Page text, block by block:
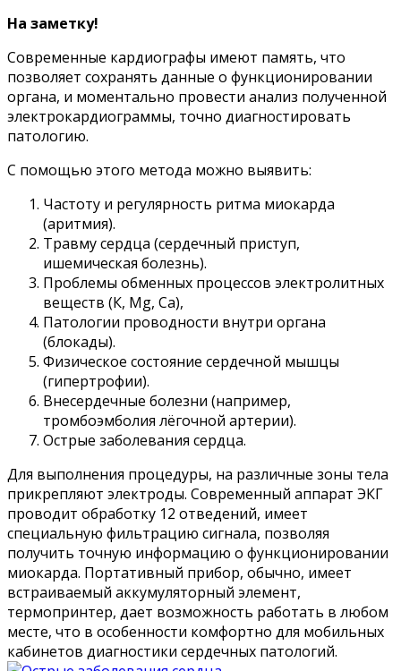
На заметку!
Современные кардиографы имеют память, что
позволяет сохранять данные о функционировании
органа, и моментально провести анализ полученной
электрокардиограммы, точно диагностировать
патологию.
С помощью этого метода можно выявить:
Частоту и регулярность ритма миокарда
(аритмия).
Травму сердца (сердечный приступ,
ишемическая болезнь).
Проблемы обменных процессов электролитных
веществ (К, Mg, Са),
Патологии проводности внутри органа
(блокады).
Физическое состояние сердечной мышцы
(гипертрофии).
Внесердечные болезни (например,
тромбоэмболия лёгочной артерии).
Острые заболевания сердца.
Для выполнения процедуры, на различные зоны тела
прикрепляют электроды. Современный аппарат ЭКГ
проводит обработку 12 отведений, имеет
специальную фильтрацию сигнала, позволяя
получить точную информацию о функционировании
миокарда. Портативный прибор, обычно, имеет
встраиваемый аккумуляторный элемент,
термопринтер, дает возможность работать в любом
месте, что в особенности комфортно для мобильных
кабинетов диагностики сердечных патологий.